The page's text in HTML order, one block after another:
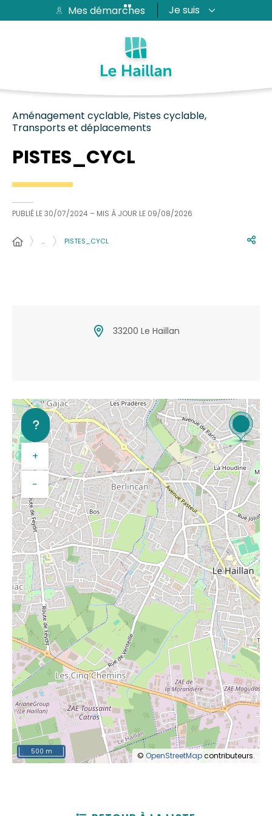
Aide et accessibilité
Passer au menu
Passer au contenuMes démarches Je suis
Aménagement cyclable, Pistes cyclable,
Transports et déplacements
PISTES_CYCL
PUBLIÉ LE30/07/2024 – MIS À JOUR LE 09/08/2026
… PISTES_CYCL
33200 Le Haillan
+
−
© OpenStreetMapcontributeurs.
500 m